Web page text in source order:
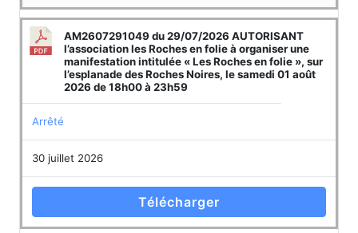
AM2607291049 du 29/07/2026 AUTORISANT
l’association les Roches en folie à organiser une
manifestation intitulée « Les Roches en folie », sur
l’esplanade des Roches Noires, le samedi 01 août
2026 de 18h00 à 23h59
Arrêté
30 juillet 2026
Télécharger